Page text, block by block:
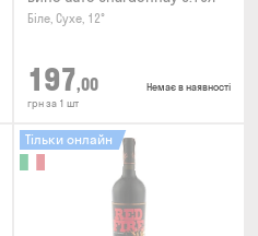
Біле, Сухе, 12°
197,00
грн за 1 шт
Немає в наявності
Тільки онлайн